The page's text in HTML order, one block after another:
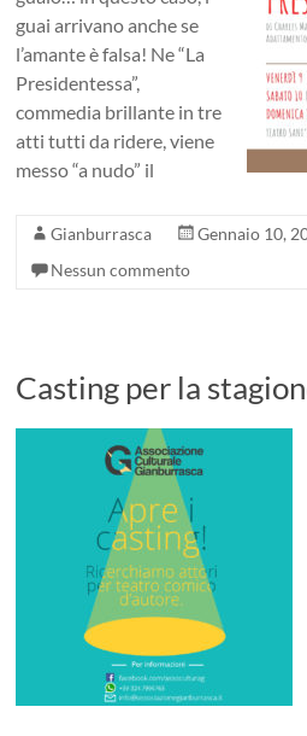
guai arrivano anche se
l’amante è falsa! Ne “La
Presidentessa”,
commedia brillante in tre
atti tutti da ridere, viene
messo “a nudo” il
Gianburrasca Gennaio 10,
Nessun commento
Casting per la